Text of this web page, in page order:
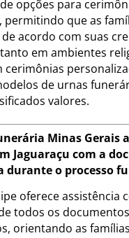
opções para
permitindo que as
acordo com suas
em ambientes
cerimônias
de urnas
valores.
Minas Gerais
Jaguaraçu com a
durante o processo
oferece assistência
todos os documentos
orientando as